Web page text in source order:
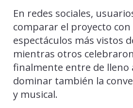
En redes sociales,
comparar el proyecto con
espectáculos más vistos
mientras otros
finalmente entre de lleno
dominar también la
y musical.